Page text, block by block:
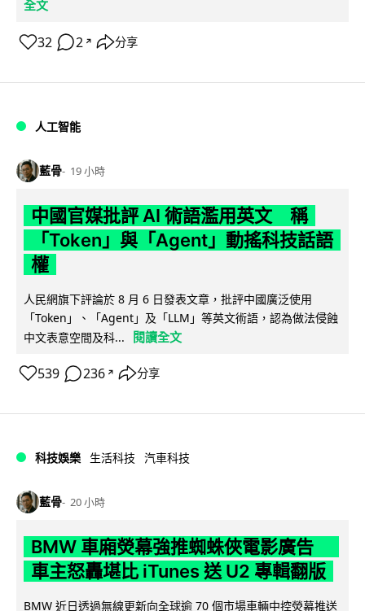
全文
32 2 ↗ 分享
人工智能
藍骨 19 小時
中國官媒批評 AI 術語濫用英文 稱
「Token」與「Agent」動搖科技話語
權
人民網旗下評論於 8 月 6 日發表文章，批評中國廣泛使用
「Token」、「Agent」及「LLM」等英文術語，認為做法侵蝕
中文表意空間及科...
閱讀全文
539 236 ↗ 分享
科技娛樂 生活科技 汽車科技
藍骨 20 小時
BMW 車廂熒幕強推蜘蛛俠電影廣告
車主怒轟堪比 iTunes 送 U2 專輯翻版
BMW 近日透過無線更新向全球逾 70 個市場車輛中控熒幕推送